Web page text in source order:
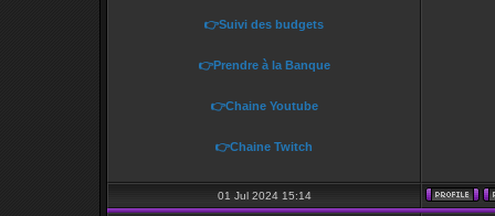
👉Suivi des budgets
👉Prendre à la Banque
👉Chaine Youtube
👉Chaine Twitch
01 Jul 2024 15:14